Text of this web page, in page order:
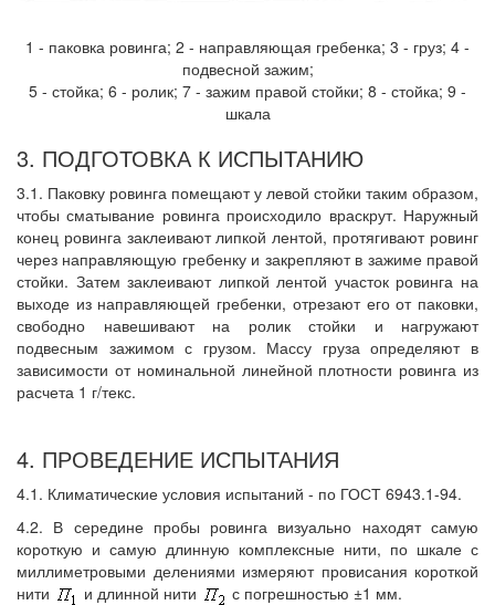
1 - паковка ровинга; 2 - направляющая гребенка; 3 - груз; 4 -
подвесной зажим;
5 - стойка; 6 - ролик; 7 - зажим правой стойки; 8 - стойка; 9 -
шкала
3. ПОДГОТОВКА К ИСПЫТАНИЮ
3.1. Паковку ровинга помещают у левой стойки таким образом,
чтобы сматывание ровинга происходило враскрут. Наружный
конец ровинга заклеивают липкой лентой, протягивают ровинг
через направляющую гребенку и закрепляют в зажиме правой
стойки. Затем заклеивают липкой лентой участок ровинга на
выходе из направляющей гребенки, отрезают его от паковки,
свободно навешивают на ролик стойки и нагружают
подвесным зажимом с грузом. Массу груза определяют в
зависимости от номинальной линейной плотности ровинга из
расчета 1 г/текс.
4. ПРОВЕДЕНИЕ ИСПЫТАНИЯ
4.1. Климатические условия испытаний - по ГОСТ 6943.1-94.
4.2. В середине пробы ровинга визуально находят самую
короткую и самую длинную комплексные нити, по шкале с
миллиметровыми делениями измеряют провисания короткой
нити
и длинной нити с погрешностью ±1 мм.